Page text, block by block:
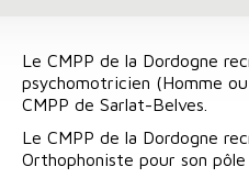
Le CMPP de la Dordogne
psychomotricien (Homme
CMPP de Sarlat-Belves.
Le CMPP de la Dordogne
Orthophoniste pour son pôle